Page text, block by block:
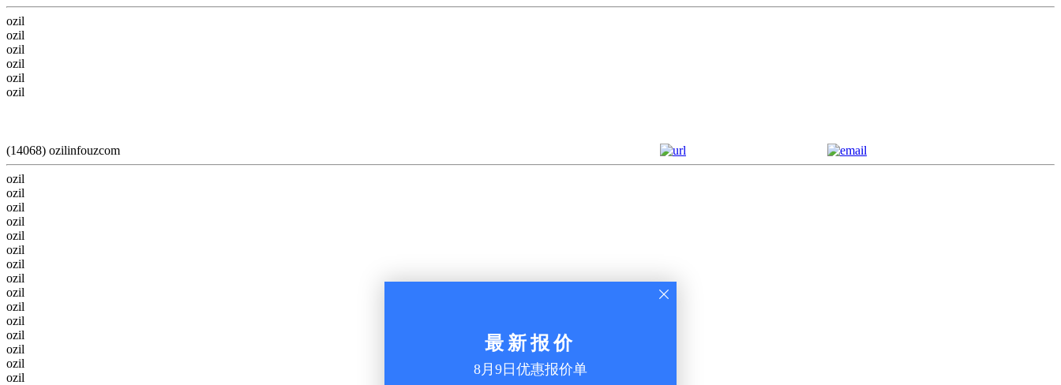
ozil
ozil
ozil
ozil
ozil
ozil
(14068) ozilinfouzcom
ozil
ozil
ozil
ozil
ozil
ozil
ozil
ozil
ozil
ozil
ozil
ozil
ozil
ozil
ozil